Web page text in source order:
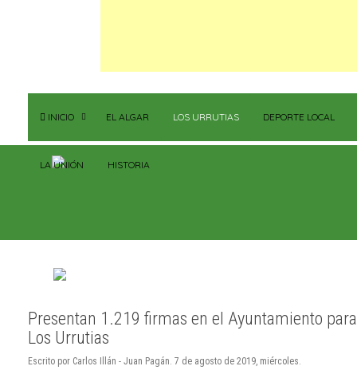
INICIO EL ALGAR LOS URRUTIAS DEPORTE LOCAL
LA UNIÓN HISTORIA
Presentan 1.219 firmas en el Ayuntamiento
Los Urrutias
Escrito por Carlos Illán - Juan Pagán. 7 de agosto de 2019, miércoles.